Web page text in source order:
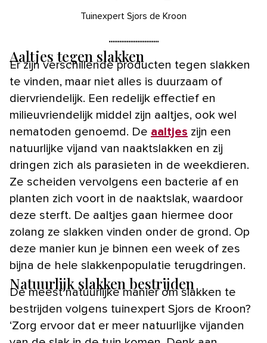
Tuinexpert Sjors de Kroon
Aaltjes tegen slakken
Er zijn verschillende producten tegen slakken
te vinden, maar niet alles is duurzaam of
diervriendelijk. Een redelijk effectief en
milieuvriendelijk middel zijn aaltjes, ook wel
nematoden genoemd. De aaltjes zijn een
natuurlijke vijand van naaktslakken en zij
dringen zich als parasieten in de weekdieren.
Ze scheiden vervolgens een bacterie af en
planten zich voort in de naaktslak, waardoor
deze sterft. De aaltjes gaan hiermee door
zolang ze slakken vinden onder de grond. Op
deze manier kun je binnen een week of zes
bijna de hele slakkenpopulatie terugdringen.
Natuurlijk slakken bestrijden
De meest natuurlijke manier om slakken te
bestrijden volgens tuinexpert Sjors de Kroon?
‘Zorg ervoor dat er meer natuurlijke vijanden